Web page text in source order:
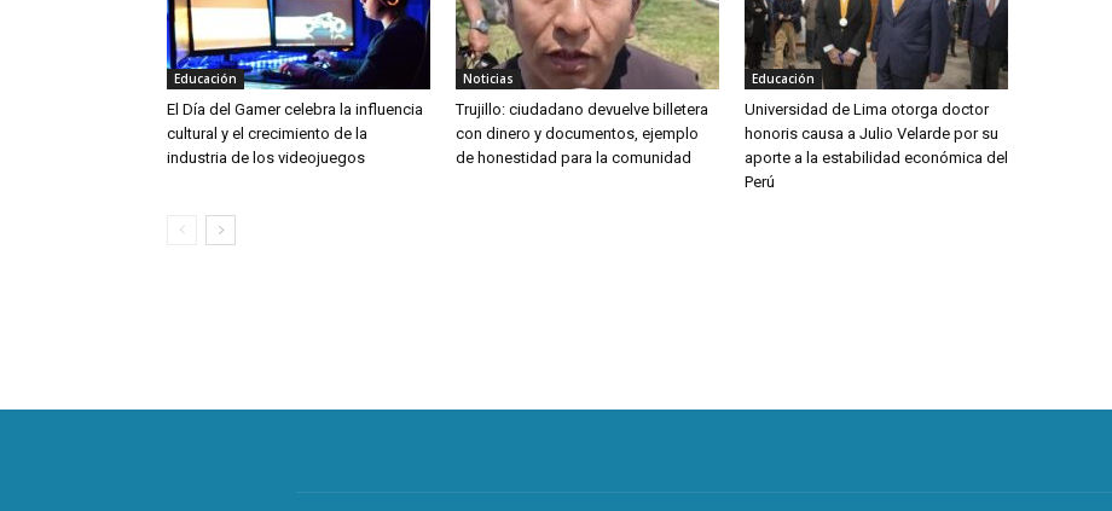
Educación
El Día del Gamer celebra la influencia
cultural y el crecimiento de la
industria de los videojuegos
Noticias
Trujillo: ciudadano devuelve billetera
con dinero y documentos, ejemplo
de honestidad para la comunidad
Educación
Universidad de Lima otorga doctor
honoris causa a Julio Velarde por su
aporte a la estabilidad económica del
Perú